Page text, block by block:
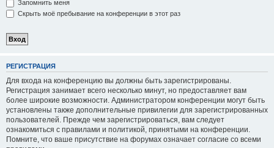
Запомнить меня
Скрыть моё пребывание на конференции в этот раз
РЕГИСТРАЦИЯ
Для входа на конференцию вы должны быть зарегистрированы.
Регистрация занимает всего несколько минут, но предоставляет вам
более широкие возможности. Администратором конференции могут быть
установлены также дополнительные привилегии для зарегистрированных
пользователей. Прежде чем зарегистрироваться, вам следует
ознакомиться с правилами и политикой, принятыми на конференции.
Помните, что ваше присутствие на форумах означает согласие со всеми